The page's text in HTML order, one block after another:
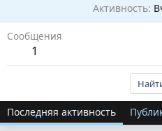
Активность
Сообщения
1
Последняя активность